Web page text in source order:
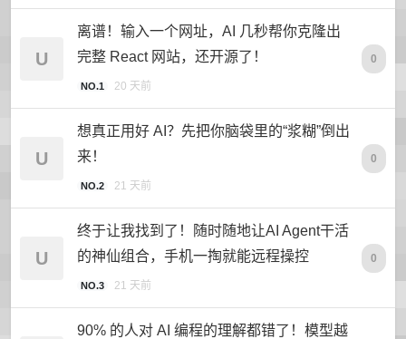
U
离谱！输入一个网址，AI 几秒帮你克隆出
完整 React 网站，还开源了！
NO.1 20 天前
0
U
想真正用好 AI？先把你脑袋里的“浆糊”倒出
来！
NO.2 21 天前
0
U
终于让我找到了！随时随地让AI Agent干活
的神仙组合，手机一掏就能远程操控
NO.3 21 天前
0
90% 的人对 AI 编程的理解都错了！模型越